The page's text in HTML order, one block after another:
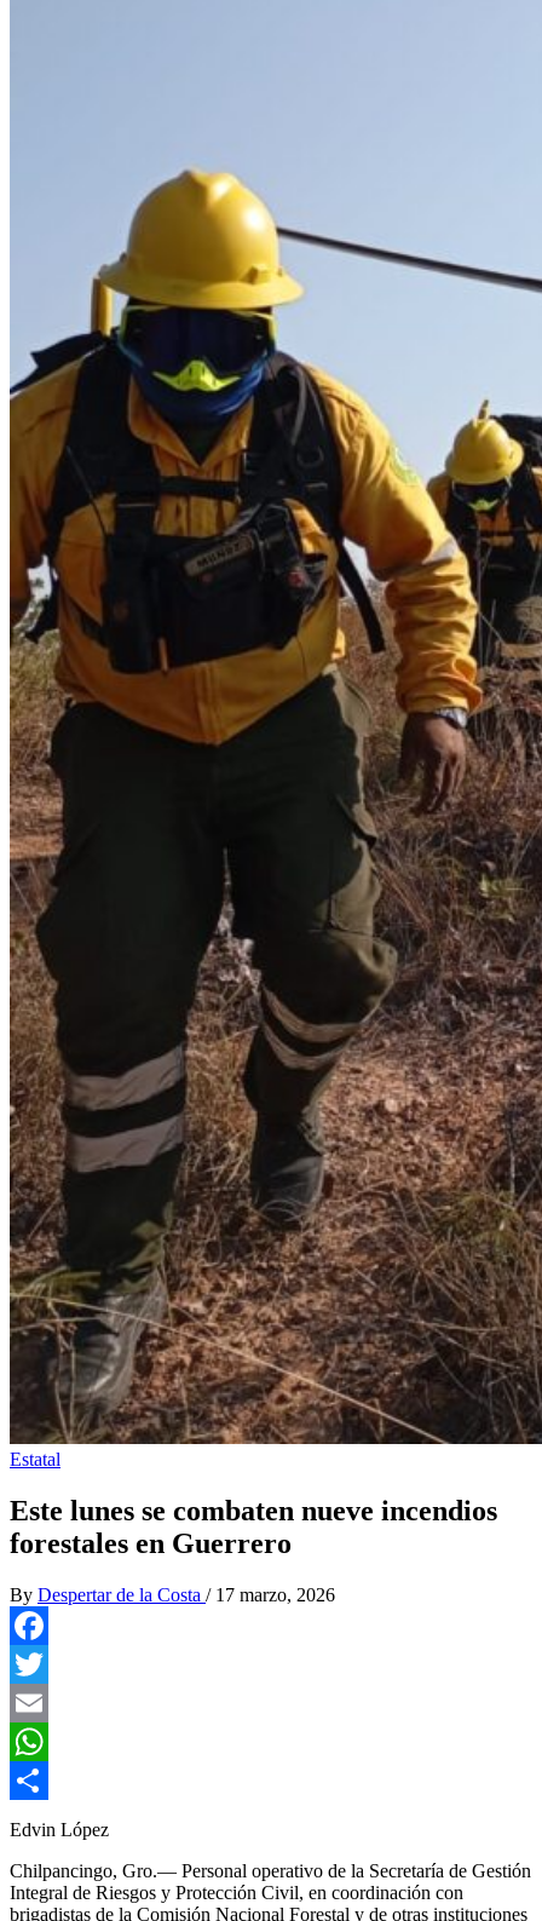
Estatal
Este lunes se combaten nueve incendios
forestales en Guerrero
By Despertar de la Costa / 17 marzo, 2026
Facebook
Twitter
Email
WhatsApp
Compartir
Edvin López
Chilpancingo, Gro.— Personal operativo de la Secretaría de Gestión
Integral de Riesgos y Protección Civil, en coordinación con
brigadistas de la Comisión Nacional Forestal y de otras instituciones